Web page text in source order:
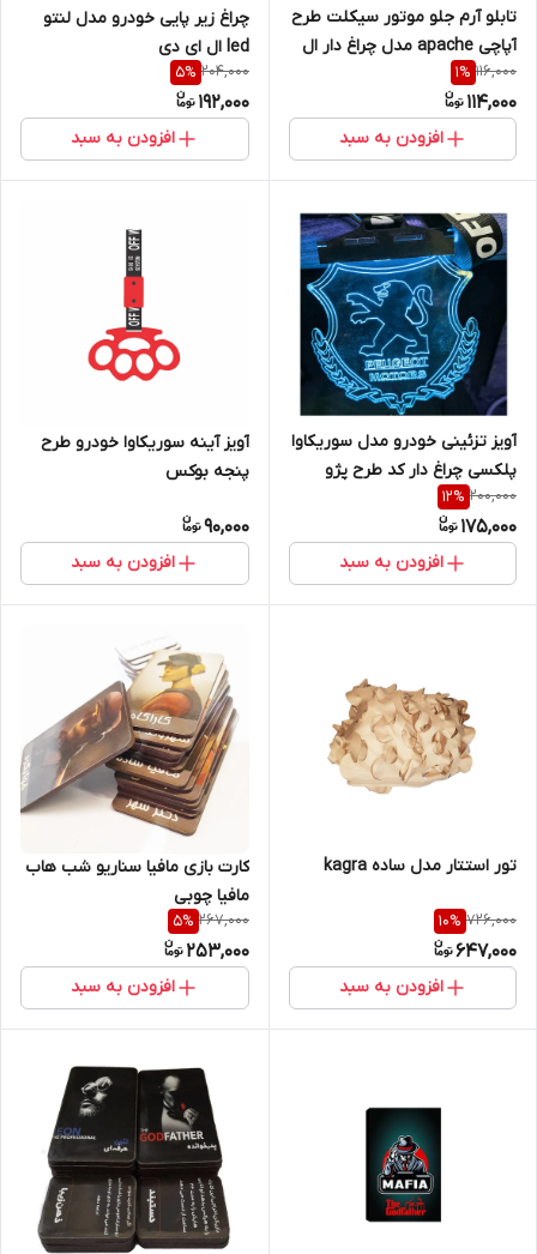
تابلو آرم جلو موتور سیکلت طرح
آپاچی apache مدل چراغ دار ال
ای دی led
116,000
1%
114,000
افزودن به سبد
چراغ زیر پایی خودرو مدل لنتو
led ال ای دی
204,000
5%
192,000
افزودن به سبد
آویز تزئینی خودرو مدل سوریکاوا
پلکسی چراغ دار کد طرح پژو
200,000
12%
175,000
افزودن به سبد
آویز آینه سوریکاوا خودرو طرح
پنجه بوکس
90,000
افزودن به سبد
تور استتار مدل ساده kagra
726,000
10%
647,000
افزودن به سبد
کارت بازی مافیا سناریو شب هاب
مافیا چوبی
267,000
5%
253,000
افزودن به سبد